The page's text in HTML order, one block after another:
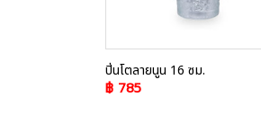
ปิ่นโตลายนูน 16 ซม.
฿785